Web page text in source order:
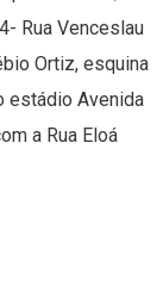
Rua Venceslau
Ortiz, esquina
estádio Avenida
a Rua Eloá